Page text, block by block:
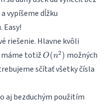
vypíšeme dĺžku
Easy!
riešenie. Hlavne kvôli
máme totižO(n^2)
O(n2) možných
sčítať všetky čísla
aj bezduchým použitím